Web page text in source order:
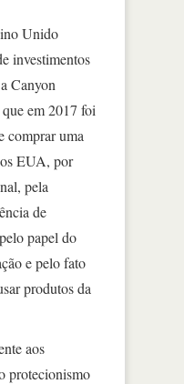
Unido
investimentos
Canyon
em 2017 foi
comprar uma
EUA, por
pela
de
papel do
e pelo fato
produtos da
aos
protecionismo